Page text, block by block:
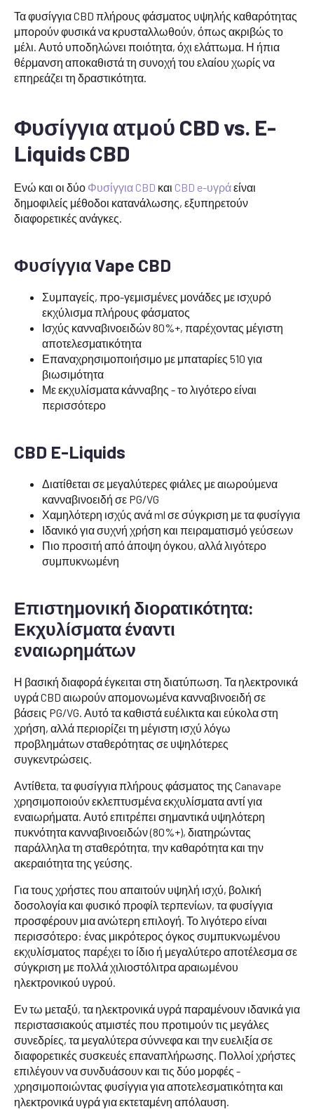
Τα φυσίγγια CBD πλήρους φάσματος υψηλής καθαρότητας
μπορούν φυσικά να κρυσταλλωθούν, όπως ακριβώς το
μέλι. Αυτό υποδηλώνει ποιότητα, όχι ελάττωμα. Η ήπια
θέρμανση αποκαθιστά τη συνοχή του ελαίου χωρίς να
επηρεάζει τη δραστικότητα.
Φυσίγγια ατμού CBD vs. E-
Liquids CBD
Ενώ και οι δύο Φυσίγγια CBD και CBD e-υγράείναι
δημοφιλείς μέθοδοι κατανάλωσης, εξυπηρετούν
διαφορετικές ανάγκες.
Φυσίγγια Vape CBD
Συμπαγείς, προ-γεμισμένες μονάδες με ισχυρό
εκχύλισμα πλήρους φάσματος
Ισχύς κανναβινοειδών 80%+, παρέχοντας μέγιστη
αποτελεσματικότητα
Επαναχρησιμοποιήσιμο με μπαταρίες 510 για
βιωσιμότητα
Με εκχυλίσματα κάνναβης - το λιγότερο είναι
περισσότερο
CBD E-Liquids
Διατίθεται σε μεγαλύτερες φιάλες με αιωρούμενα
κανναβινοειδή σε PG/VG
Χαμηλότερη ισχύς ανά ml σε σύγκριση με τα φυσίγγια
Ιδανικό για συχνή χρήση και πειραματισμό γεύσεων
Πιο προσιτή από άποψη όγκου, αλλά λιγότερο
συμπυκνωμένη
Επιστημονική διορατικότητα:
Εκχυλίσματα έναντι
εναιωρημάτων
Η βασική διαφορά έγκειται στη διατύπωση. Τα ηλεκτρονικά
υγρά CBD αιωρούν απομονωμένα κανναβινοειδή σε
βάσεις PG/VG. Αυτό τα καθιστά ευέλικτα και εύκολα στη
χρήση, αλλά περιορίζει τη μέγιστη ισχύ λόγω
προβλημάτων σταθερότητας σε υψηλότερες
συγκεντρώσεις.
Αντίθετα, τα φυσίγγια πλήρους φάσματος της Canavape
χρησιμοποιούν εκλεπτυσμένα εκχυλίσματα αντί για
εναιωρήματα. Αυτό επιτρέπει σημαντικά υψηλότερη
πυκνότητα κανναβινοειδών (80%+), διατηρώντας
παράλληλα τη σταθερότητα, την καθαρότητα και την
ακεραιότητα της γεύσης.
Για τους χρήστες που απαιτούν υψηλή ισχύ, βολική
δοσολογία και φυσικό προφίλ τερπενίων, τα φυσίγγια
προσφέρουν μια ανώτερη επιλογή. Το λιγότερο είναι
περισσότερο: ένας μικρότερος όγκος συμπυκνωμένου
εκχυλίσματος παρέχει το ίδιο ή μεγαλύτερο αποτέλεσμα σε
σύγκριση με πολλά χιλιοστόλιτρα αραιωμένου
ηλεκτρονικού υγρού.
Εν τω μεταξύ, τα ηλεκτρονικά υγρά παραμένουν ιδανικά για
περιστασιακούς ατμιστές που προτιμούν τις μεγάλες
συνεδρίες, τα μεγαλύτερα σύννεφα και την ευελιξία σε
διαφορετικές συσκευές επαναπλήρωσης. Πολλοί χρήστες
επιλέγουν να συνδυάσουν και τις δύο μορφές -
χρησιμοποιώντας φυσίγγια για αποτελεσματικότητα και
ηλεκτρονικά υγρά για εκτεταμένη απόλαυση.